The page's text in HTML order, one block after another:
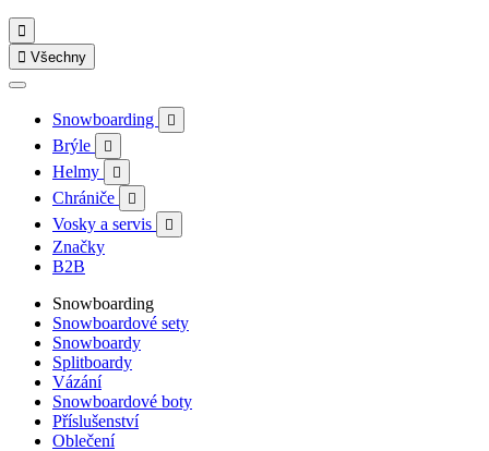

 Všechny
Snowboarding 
Brýle 
Helmy 
Chrániče 
Vosky a servis 
Značky
B2B
Snowboarding
Snowboardové sety
Snowboardy
Splitboardy
Vázání
Snowboardové boty
Příslušenství
Oblečení